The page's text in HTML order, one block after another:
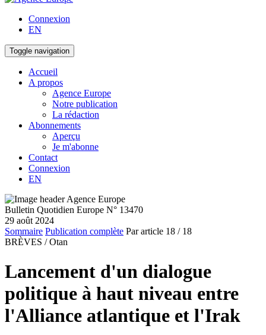
Connexion
EN
Toggle navigation
Accueil
A propos
Agence Europe
Notre publication
La rédaction
Abonnements
Aperçu
Je m'abonne
Contact
Connexion
EN
Bulletin Quotidien Europe N° 13470
29 août 2024
Sommaire Publication complète Par article 18 / 18
BRÈVES / Otan
Lancement d'un dialogue
politique à haut niveau entre
l'Alliance atlantique et l'Irak